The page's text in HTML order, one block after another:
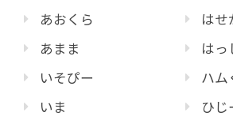
あおくら
あまま
いそぴー
いま
はせ
はっ
ハム
ひじ